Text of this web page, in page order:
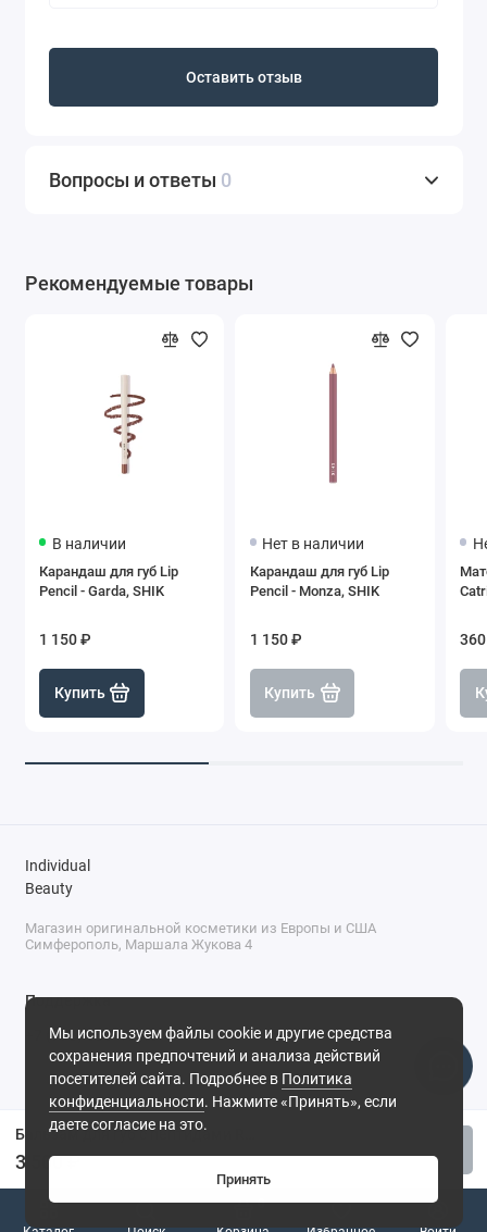
0
3 500 ₽
Оставить отзыв
Вопросы и ответы 0
Рекомендуемые товары
В наличии
Карандаш для губ Lip
Pencil - Garda, SHIK
1 150 ₽
Купить
Нет в наличии
Карандаш для губ Lip
Pencil - Monza, SHIK
1 150 ₽
Купить
Мы используем файлы cookie и другие средства
сохранения предпочтений и анализа действий
посетителей сайта. Подробнее в Политика
конфиденциальности. Нажмите «Принять», если
даете согласие на это.
Принять
Individual
Beauty
Магазин оригинальной косметики из Европы и США
Симферополь, Маршала Жукова 4
Поддержка
+7 (978) 586-46-46
ПН-ПТ: 9:00 - 18:00
Суббота: 9:00 - 17:00
Воскресенье: выходной
Симферополь, ул. Маршала Жукова, 4